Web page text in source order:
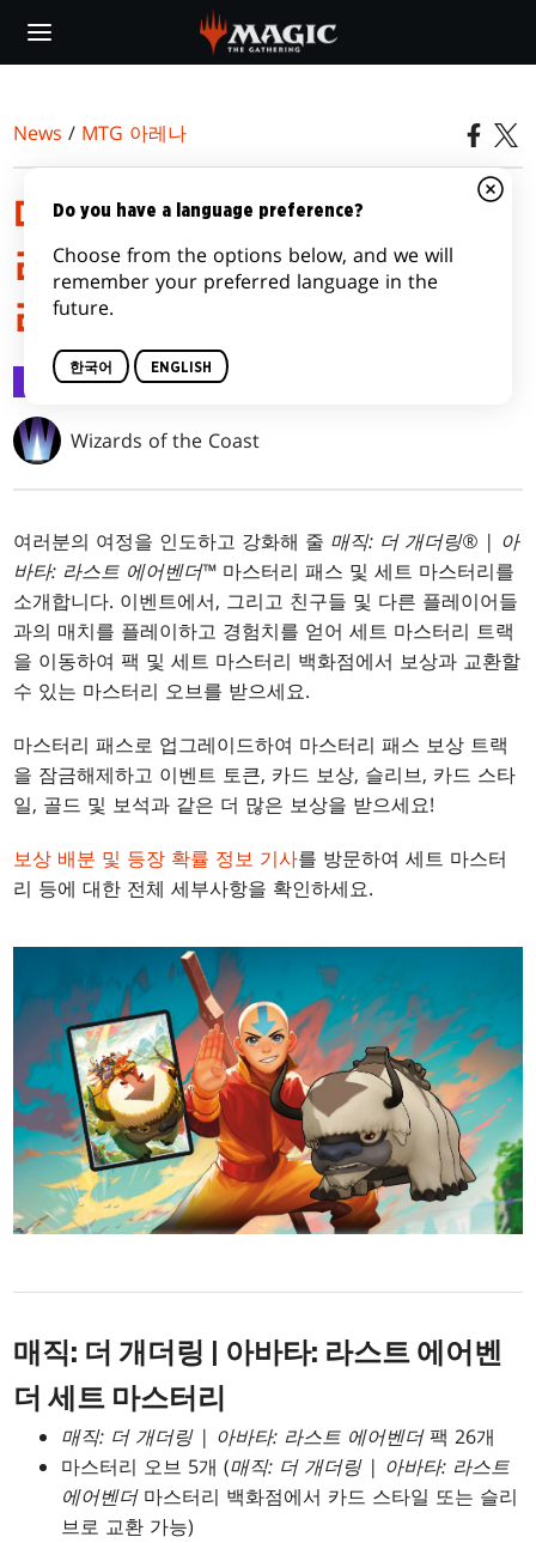
main
News / MTG 아레나
매직: 더 개더링® | 아바타:
라스트 에어벤더™ 마스터
리 세부사항
MTG 아레나 2025.10.28
Wizards of the Coast
여러분의 여정을 인도하고 강화해 줄 매직: 더 개더링® | 아
바타: 라스트 에어벤더™ 마스터리 패스 및 세트 마스터리를
소개합니다. 이벤트에서, 그리고 친구들 및 다른 플레이어들
과의 매치를 플레이하고 경험치를 얻어 세트 마스터리 트랙
을 이동하여 팩 및 세트 마스터리 백화점에서 보상과 교환할
수 있는 마스터리 오브를 받으세요.
마스터리 패스로 업그레이드하여 마스터리 패스 보상 트랙
을 잠금해제하고 이벤트 토큰, 카드 보상, 슬리브, 카드 스타
일, 골드 및 보석과 같은 더 많은 보상을 받으세요!
보상 배분 및 등장 확률 정보 기사를 방문하여 세트 마스터
리 등에 대한 전체 세부사항을 확인하세요.
매직: 더 개더링 | 아바타: 라스트 에어벤
더 세트 마스터리
매직: 더 개더링 | 아바타: 라스트 에어벤더팩 26개
마스터리 오브 5개 (매직: 더 개더링 | 아바타: 라스트
에어벤더마스터리 백화점에서 카드 스타일 또는 슬리
브로 교환 가능)
Do you have a language preference?
Choose from the options below, and we will
remember your preferred language in the
future.
한국어 ENGLISH